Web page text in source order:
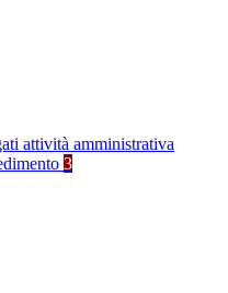
attività amministrativa
3